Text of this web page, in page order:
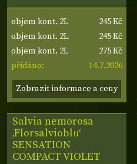
objem kont. 2L
245 Kč
objem kont. 2L
245 Kč
objem kont. 2L
275 Kč
přidáno:
14.7.2026
Zobrazit informace a ceny
Salvia nemorosa
‚Florsalvioblu‘
SENSATION
COMPACT VIOLET